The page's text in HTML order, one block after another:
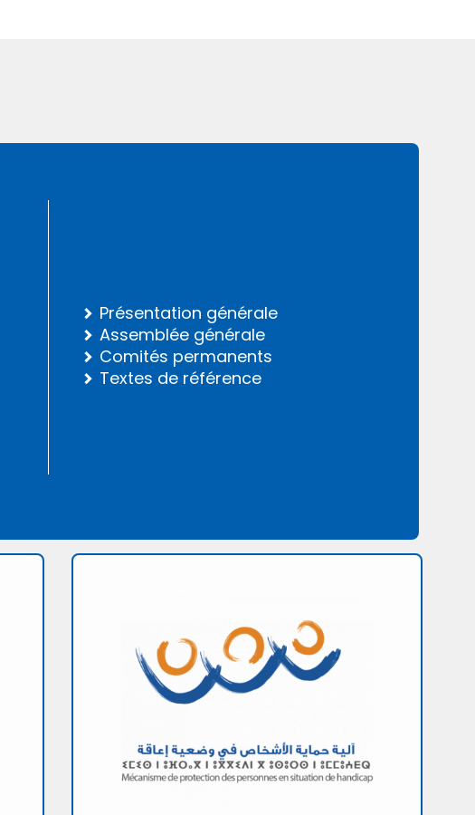
Présentation générale
Assemblée générale
Comités permanents
Textes de référence